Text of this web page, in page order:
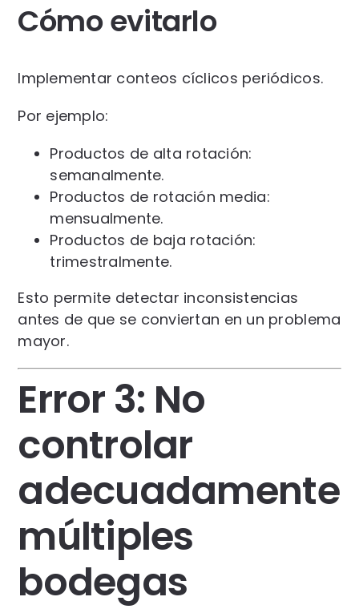
Cómo evitarlo
Implementar conteos cíclicos periódicos.
Por ejemplo:
Productos de alta rotación:
semanalmente.
Productos de rotación media:
mensualmente.
Productos de baja rotación:
trimestralmente.
Esto permite detectar inconsistencias
antes de que se conviertan en un problema
mayor.
Error 3: No
controlar
adecuadamente
múltiples
bodegas